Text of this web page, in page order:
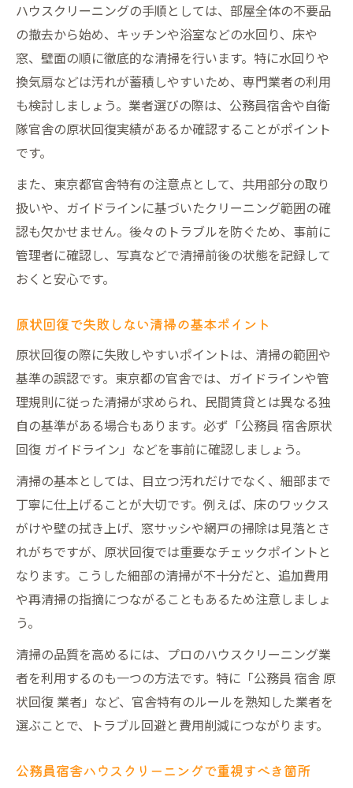
宿舎退去費用を抑えるハウスクリーニング
活用術
安心して退去できる官舎清掃のポイント
安心して退去するためのハウスクリーニン
グ活用法
国家公務員宿舎原状回復で心がけたい清掃
自衛隊官舎の原状回復をスムーズに進める
方法
公務員宿舎退去時に役立つ清掃チェックリ
スト
ハウスクリーニング業者との事前打ち合わ
せの重要性
公務員宿舎原状回復ガイドラインの基本と
清掃基準
ハウスクリーニングで守るべき原状回復の
要点
策
原状回復業者に依頼する際の注意点まとめ
自衛隊官舎の原状回復ガイドラインも徹底
チェック
自衛隊官舎での清掃トラブル回避法
例
ハウスクリーニング業者との契約時の注意
事項
原状回復で追加費用を避けるための防衛策
い方法
ハウスクリーニングの手順としては、部屋全体の不要品
の撤去から始め、キッチンや浴室などの水回り、床や
窓、壁面の順に徹底的な清掃を行います。特に水回りや
換気扇などは汚れが蓄積しやすいため、専門業者の利用
も検討しましょう。業者選びの際は、公務員宿舎や自衛
隊官舎の原状回復実績があるか確認することがポイント
です。
また、東京都官舎特有の注意点として、共用部分の取り
扱いや、ガイドラインに基づいたクリーニング範囲の確
認も欠かせません。後々のトラブルを防ぐため、事前に
管理者に確認し、写真などで清掃前後の状態を記録して
おくと安心です。
原状回復で失敗しない清掃の基本ポイント
原状回復の際に失敗しやすいポイントは、清掃の範囲や
基準の誤認です。東京都の官舎では、ガイドラインや管
理規則に従った清掃が求められ、民間賃貸とは異なる独
自の基準がある場合もあります。必ず「公務員 宿舎原状
回復 ガイドライン」などを事前に確認しましょう。
清掃の基本としては、目立つ汚れだけでなく、細部まで
丁寧に仕上げることが大切です。例えば、床のワックス
がけや壁の拭き上げ、窓サッシや網戸の掃除は見落とさ
れがちですが、原状回復では重要なチェックポイントと
なります。こうした細部の清掃が不十分だと、追加費用
や再清掃の指摘につながることもあるため注意しましょ
う。
清掃の品質を高めるには、プロのハウスクリーニング業
者を利用するのも一つの方法です。特に「公務員 宿舎 原
状回復 業者」など、官舎特有のルールを熟知した業者を
選ぶことで、トラブル回避と費用削減につながります。
公務員宿舎ハウスクリーニングで重視すべき箇所